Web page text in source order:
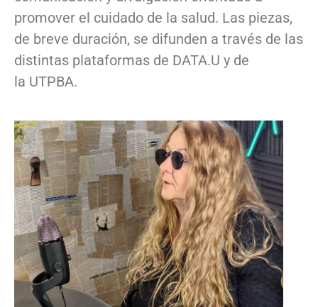
promover el cuidado de la salud. Las piezas,
de breve duración, se difunden a través de las
distintas plataformas de DATA.U y de
la UTPBA.